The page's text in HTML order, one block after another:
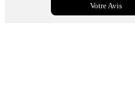
Votre Avis